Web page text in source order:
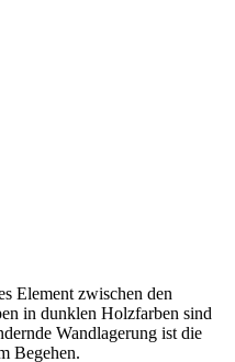
Element zwischen den
in dunklen Holzfarben sind
Wandlagerung ist die
Begehen.